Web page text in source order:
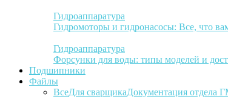
Гидроаппаратура
Гидромоторы и гидронасосы: Все, что
Гидроаппаратура
Форсунки для воды: типы моделей и
Подшипники
Файлы
ВсеДля сварщикаДокументация отдела